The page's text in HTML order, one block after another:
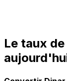
Le taux